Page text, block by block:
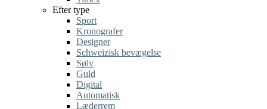
Efter type
Sport
Kronografer
Designer
Schweizisk bevægelse
Sølv
Guld
Digital
Automatisk
Læderrem